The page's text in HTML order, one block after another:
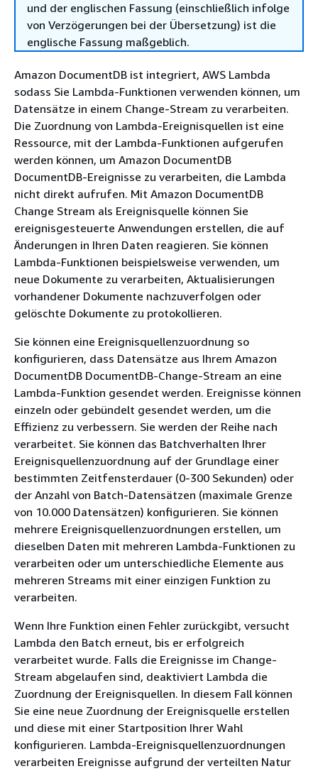
und der englischen Fassung (einschließlich infolge
von Verzögerungen bei der Übersetzung) ist die
englische Fassung maßgeblich.
Amazon DocumentDB ist integriert, AWS Lambda
sodass Sie Lambda-Funktionen verwenden können, um
Datensätze in einem Change-Stream zu verarbeiten.
Die Zuordnung von Lambda-Ereignisquellen ist eine
Ressource, mit der Lambda-Funktionen aufgerufen
werden können, um Amazon DocumentDB
DocumentDB-Ereignisse zu verarbeiten, die Lambda
nicht direkt aufrufen. Mit Amazon DocumentDB
Change Stream als Ereignisquelle können Sie
ereignisgesteuerte Anwendungen erstellen, die auf
Änderungen in Ihren Daten reagieren. Sie können
Lambda-Funktionen beispielsweise verwenden, um
neue Dokumente zu verarbeiten, Aktualisierungen
vorhandener Dokumente nachzuverfolgen oder
gelöschte Dokumente zu protokollieren.
Sie können eine Ereignisquellenzuordnung so
konfigurieren, dass Datensätze aus Ihrem Amazon
DocumentDB DocumentDB-Change-Stream an eine
Lambda-Funktion gesendet werden. Ereignisse können
einzeln oder gebündelt gesendet werden, um die
Effizienz zu verbessern. Sie werden der Reihe nach
verarbeitet. Sie können das Batchverhalten Ihrer
Ereignisquellenzuordnung auf der Grundlage einer
bestimmten Zeitfensterdauer (0-300 Sekunden) oder
der Anzahl von Batch-Datensätzen (maximale Grenze
von 10.000 Datensätzen) konfigurieren. Sie können
mehrere Ereignisquellenzuordnungen erstellen, um
dieselben Daten mit mehreren Lambda-Funktionen zu
verarbeiten oder um unterschiedliche Elemente aus
mehreren Streams mit einer einzigen Funktion zu
verarbeiten.
Wenn Ihre Funktion einen Fehler zurückgibt, versucht
Lambda den Batch erneut, bis er erfolgreich
verarbeitet wurde. Falls die Ereignisse im Change-
Stream abgelaufen sind, deaktiviert Lambda die
Zuordnung der Ereignisquellen. In diesem Fall können
Sie eine neue Zuordnung der Ereignisquelle erstellen
und diese mit einer Startposition Ihrer Wahl
konfigurieren. Lambda-Ereignisquellenzuordnungen
verarbeiten Ereignisse aufgrund der verteilten Natur